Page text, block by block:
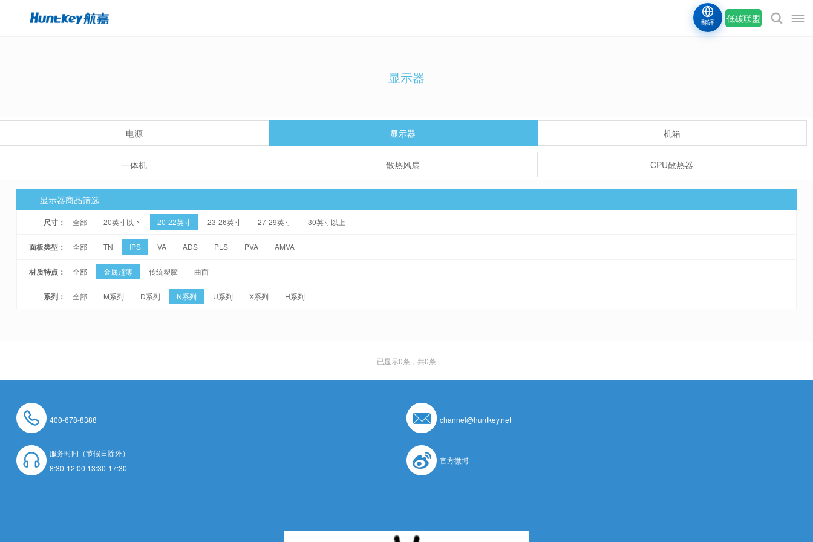
低碳联盟
翻译
显示器
电源 显示器 机箱
一体机 散热风扇 CPU散热器
显示器商品筛选
尺寸： 全部 20英寸以下 20-22英寸 23-26英寸 27-29英寸 30英寸以上
面板类型： 全部 TN IPS VA ADS PLS PVA AMVA
材质特点： 全部 金属超薄 传统塑胶 曲面
系列： 全部 M系列 D系列 N系列 U系列 X系列 H系列
已显示0条，共0条
400-678-8388 channel@huntkey.net
服务时间（节假日除外）
8:30-12:00 13:30-17:30
官方微博